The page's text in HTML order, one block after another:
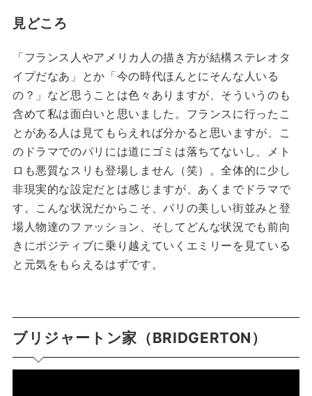
見どころ
「フランス人やアメリカ人の描き方が結構ステレオタ
イプだなあ」とか「今の時代ほんとにそんな人いる
の？」など思うことは色々ありますが、そういうのも
含めて私は面白いと思いました。フランスに行ったこ
とがある人は見てもらえれば分かると思いますが、こ
のドラマでのパリには道にゴミは落ちてないし、メト
ロも悪質なスリも登場しません（笑）。全体的に少し
非現実的な設定だとは感じますが、あくまでドラマで
す。こんな状況だからこそ、パリの美しい街並みと登
場人物達のファッション、そしてどんな状況でも前向
きにポジティブに乗り越えていくエミリーを見ている
と元気をもらえるはずです。
ブリジャートン家（BRIDGERTON）